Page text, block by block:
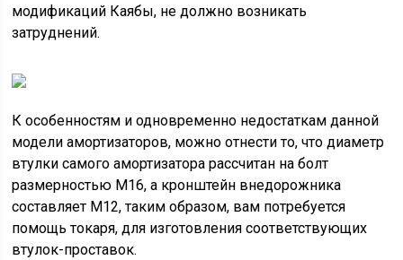
модификаций Каябы, не должно возникать
затруднений.
К особенностям и одновременно недостаткам данной
модели амортизаторов, можно отнести то, что диаметр
втулки самого амортизатора рассчитан на болт
размерностью М16, а кронштейн внедорожника
составляет М12, таким образом, вам потребуется
помощь токаря, для изготовления соответствующих
втулок-проставок.